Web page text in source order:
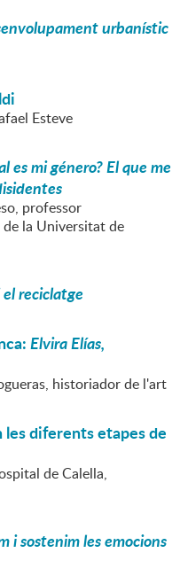
urbanístic
Esteve
es mi género? El que me
professor
la Universitat de
reciclatge
Elvira Elías,
historiador de l'art
diferents etapes de
de Calella,
i sostenim les emocions